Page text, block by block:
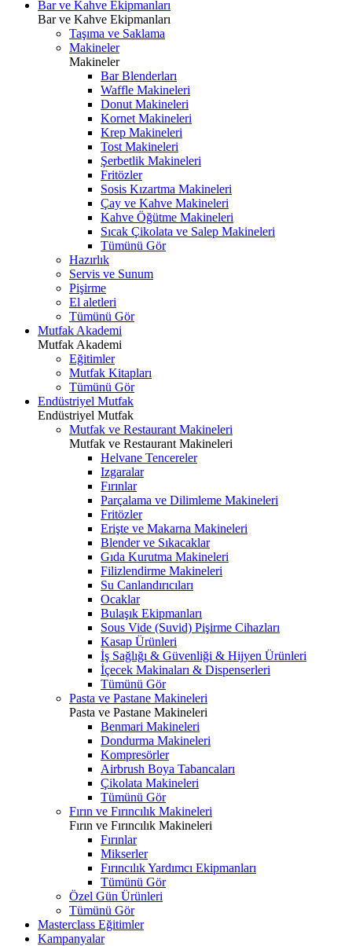
Bar ve Kahve Ekipmanları
Bar ve Kahve Ekipmanları
Taşıma ve Saklama
Makineler
Makineler
Bar Blenderları
Waffle Makineleri
Donut Makineleri
Kornet Makineleri
Krep Makineleri
Tost Makineleri
Şerbetlik Makineleri
Fritözler
Sosis Kızartma Makineleri
Çay ve Kahve Makineleri
Kahve Öğütme Makineleri
Sıcak Çikolata ve Salep Makineleri
Tümünü Gör
Hazırlık
Servis ve Sunum
Pişirme
El aletleri
Tümünü Gör
Mutfak Akademi
Mutfak Akademi
Eğitimler
Mutfak Kitapları
Tümünü Gör
Endüstriyel Mutfak
Endüstriyel Mutfak
Mutfak ve Restaurant Makineleri
Mutfak ve Restaurant Makineleri
Helvane Tencereler
Izgaralar
Fırınlar
Parçalama ve Dilimleme Makineleri
Fritözler
Erişte ve Makarna Makineleri
Blender ve Sıkacaklar
Gıda Kurutma Makineleri
Filizlendirme Makineleri
Su Canlandırıcıları
Ocaklar
Bulaşık Ekipmanları
Sous Vide (Suvid) Pişirme Cihazları
Kasap Ürünleri
İş Sağlığı & Güvenliği & Hijyen Ürünleri
İçecek Makinaları & Dispenserleri
Tümünü Gör
Pasta ve Pastane Makineleri
Pasta ve Pastane Makineleri
Benmari Makineleri
Dondurma Makineleri
Kompresörler
Airbrush Boya Tabancaları
Çikolata Makineleri
Tümünü Gör
Fırın ve Fırıncılık Makineleri
Fırın ve Fırıncılık Makineleri
Fırınlar
Mikserler
Fırıncılık Yardımcı Ekipmanları
Tümünü Gör
Özel Gün Ürünleri
Tümünü Gör
Masterclass Eğitimler
Kampanyalar